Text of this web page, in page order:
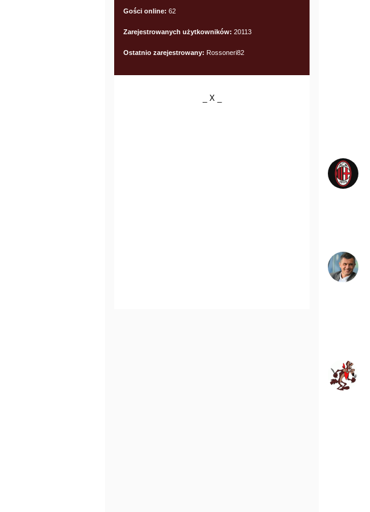
Gości online: 62
Zarejestrowanych użytkowników: 20113
Ostatnio zarejestrowany: Rossoneri82
_ X _